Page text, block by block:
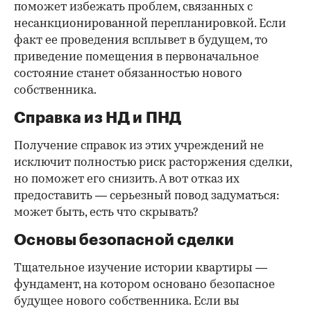
поможет избежать проблем, связанных с
несанкционированной перепланировкой. Если
факт ее проведения всплывет в будущем, то
приведение помещения в первоначальное
состояние станет обязанностью нового
собственника.
Справка из НД и ПНД
Получение справок из этих учреждений не
исключит полностью риск расторжения сделки,
но поможет его снизить. А вот отказ их
предоставить — серьезный повод задуматься:
может быть, есть что скрывать?
Основы безопасной сделки
Тщательное изучение истории квартиры —
фундамент, на котором основано безопасное
будущее нового собственника. Если вы